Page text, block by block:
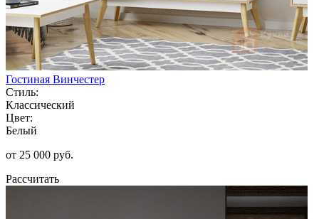
Гостиная Винчестер
Стиль:
Классический
Цвет:
Белый
от 25 000 руб.
Рассчитать